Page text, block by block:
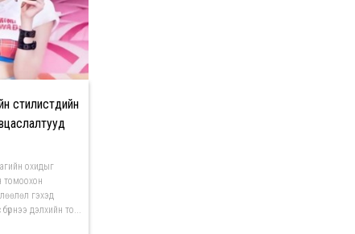
стилистүүдийн
охидыг
томоохон
гэхэд
бүрнээ дэлхийн то...